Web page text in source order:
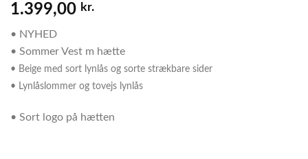
1.399,00 kr.
• NYHED
• Sommer Vest m hætte
• Beige med sort lynlås og sorte strækbare sider
• Lynlåslommer og tovejs lynlås
• Sort logo på hætten